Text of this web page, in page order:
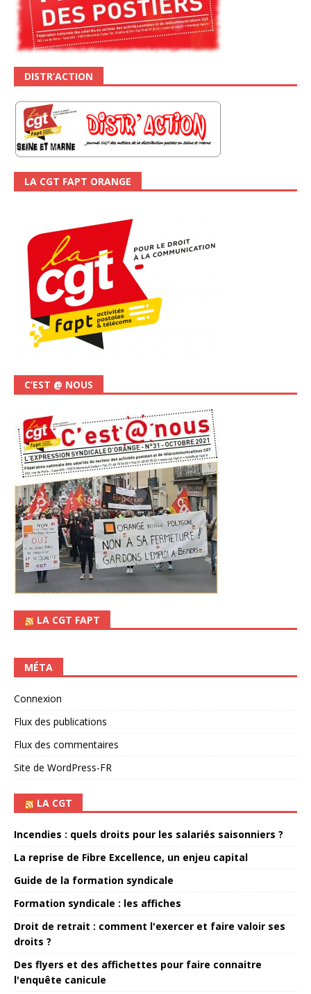
DISTR’ACTION
LA CGT FAPT ORANGE
C’EST @ NOUS
LA CGT FAPT
MÉTA
Connexion
Flux des publications
Flux des commentaires
Site de WordPress-FR
LA CGT
Incendies : quels droits pour les salariés saisonniers ?
La reprise de Fibre Excellence, un enjeu capital
Guide de la formation syndicale
Formation syndicale : les affiches
Droit de retrait : comment l'exercer et faire valoir ses
droits ?
Des flyers et des affichettes pour faire connaitre
l'enquête canicule